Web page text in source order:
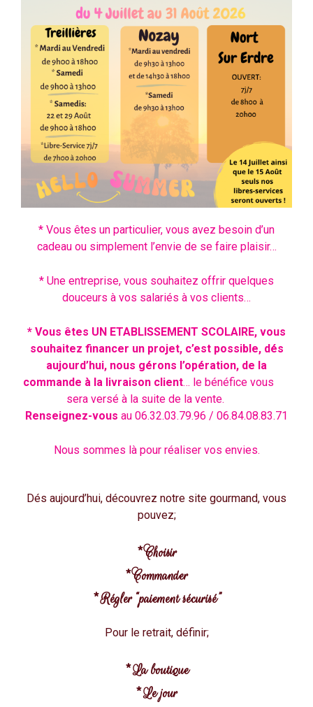
* Vous êtes un particulier, vous avez besoin d’un
cadeau ou simplement l’envie de se faire plaisir…
* Une entreprise, vous souhaitez offrir quelques
douceurs à vos salariés à vos clients…
* Vous êtes UN ETABLISSEMENT SCOLAIRE, vous
souhaitez financer un projet, c’est possible, dés
aujourd’hui, nous gérons l’opération, de la
commande à la livraison client… le bénéfice vous
sera versé à la suite de la vente.
Renseignez-vous au 06.32.03.79.96 / 06.84.08.83.71
Nous sommes là pour réaliser vos envies.
Dés aujourd’hui, découvrez notre site gourmand, vous
pouvez;
*Choisir
*Commander
*Régler “paiement sécurisé”
Pour le retrait, définir;
*La boutique
*Le jour